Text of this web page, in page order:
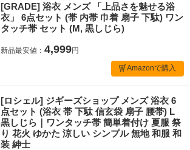
[GRADE] 浴衣 メンズ 「上品さを魅せる浴
衣」 6点セット (帯 内帯 巾着 扇子 下駄) ワン
タッチ帯 セット (M, 黒しじら)
新品最安値： 4,999円
Amazonで購入
[ロシェル] ジギーズショップ メンズ 浴衣 6
点セット (浴衣 帯 下駄 信玄袋 扇子 腰帯) L
黒しじら｜ワンタッチ帯 簡単着付け 夏服 祭
り 花火 ゆかた 涼しい シンプル 無地 和服 和
装 紳士